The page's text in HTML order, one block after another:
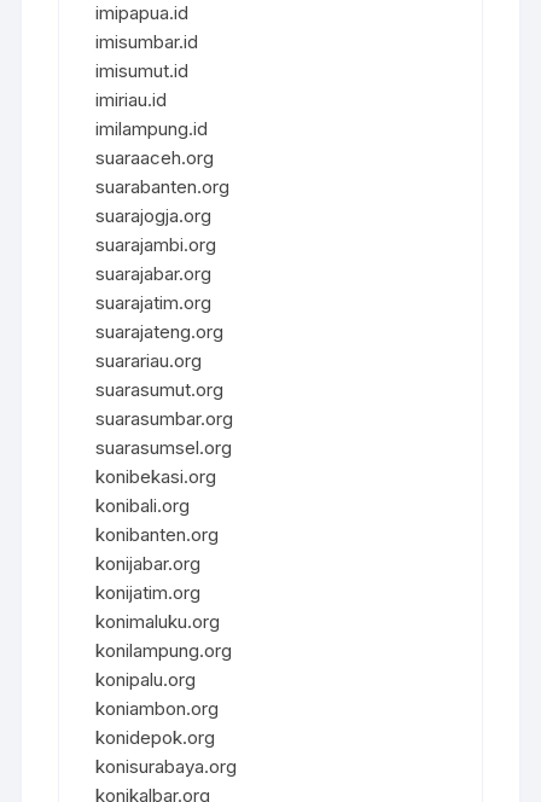
imipapua.id
imisumbar.id
imisumut.id
imiriau.id
imilampung.id
suaraaceh.org
suarabanten.org
suarajogja.org
suarajambi.org
suarajabar.org
suarajatim.org
suarajateng.org
suarariau.org
suarasumut.org
suarasumbar.org
suarasumsel.org
konibekasi.org
konibali.org
konibanten.org
konijabar.org
konijatim.org
konimaluku.org
konilampung.org
konipalu.org
koniambon.org
konidepok.org
konisurabaya.org
konikalbar.org